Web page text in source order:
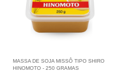
MASSA DE SOJA MISSÔ TIPO SHIRO
HINOMOTO - 250 GRAMAS